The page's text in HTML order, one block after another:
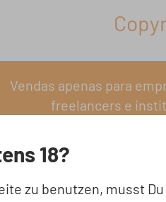
18?
zu benutzen, musst
Vendas apenas para
freelancers e
Não são aceites
(legislação
A